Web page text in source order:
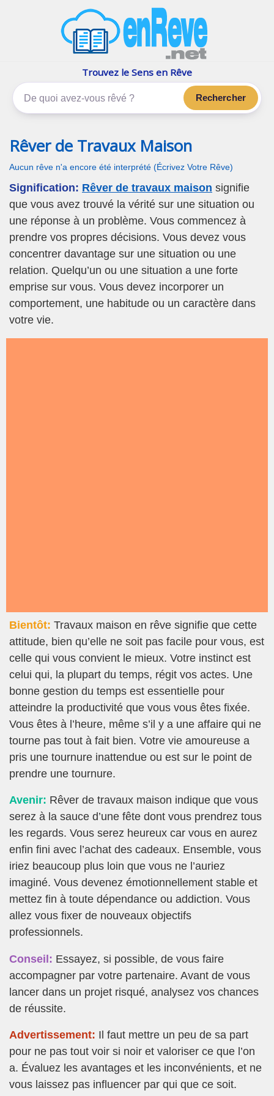
Les rêves, c'est plus que çaTrouvez le Sens en Rêve
Rechercher
Rêver de Travaux Maison
Aucun rêve n'a encore été interprété (Écrivez Votre Rêve)
Signification: Rêver de travaux maison signifie
que vous avez trouvé la vérité sur une situation ou
une réponse à un problème. Vous commencez à
prendre vos propres décisions. Vous devez vous
concentrer davantage sur une situation ou une
relation. Quelqu’un ou une situation a une forte
emprise sur vous. Vous devez incorporer un
comportement, une habitude ou un caractère dans
votre vie.
Bientôt: Travaux maison en rêve signifie que cette
attitude, bien qu’elle ne soit pas facile pour vous, est
celle qui vous convient le mieux. Votre instinct est
celui qui, la plupart du temps, régit vos actes. Une
bonne gestion du temps est essentielle pour
atteindre la productivité que vous vous êtes fixée.
Vous êtes à l’heure, même s’il y a une affaire qui ne
tourne pas tout à fait bien. Votre vie amoureuse a
pris une tournure inattendue ou est sur le point de
prendre une tournure.
Avenir: Rêver de travaux maison indique que vous
serez à la sauce d’une fête dont vous prendrez tous
les regards. Vous serez heureux car vous en aurez
enfin fini avec l’achat des cadeaux. Ensemble, vous
iriez beaucoup plus loin que vous ne l’auriez
imaginé. Vous devenez émotionnellement stable et
mettez fin à toute dépendance ou addiction. Vous
allez vous fixer de nouveaux objectifs
professionnels.
Conseil: Essayez, si possible, de vous faire
accompagner par votre partenaire. Avant de vous
lancer dans un projet risqué, analysez vos chances
de réussite.
Advertissement: Il faut mettre un peu de sa part
pour ne pas tout voir si noir et valoriser ce que l’on
a. Évaluez les avantages et les inconvénients, et ne
vous laissez pas influencer par qui que ce soit.